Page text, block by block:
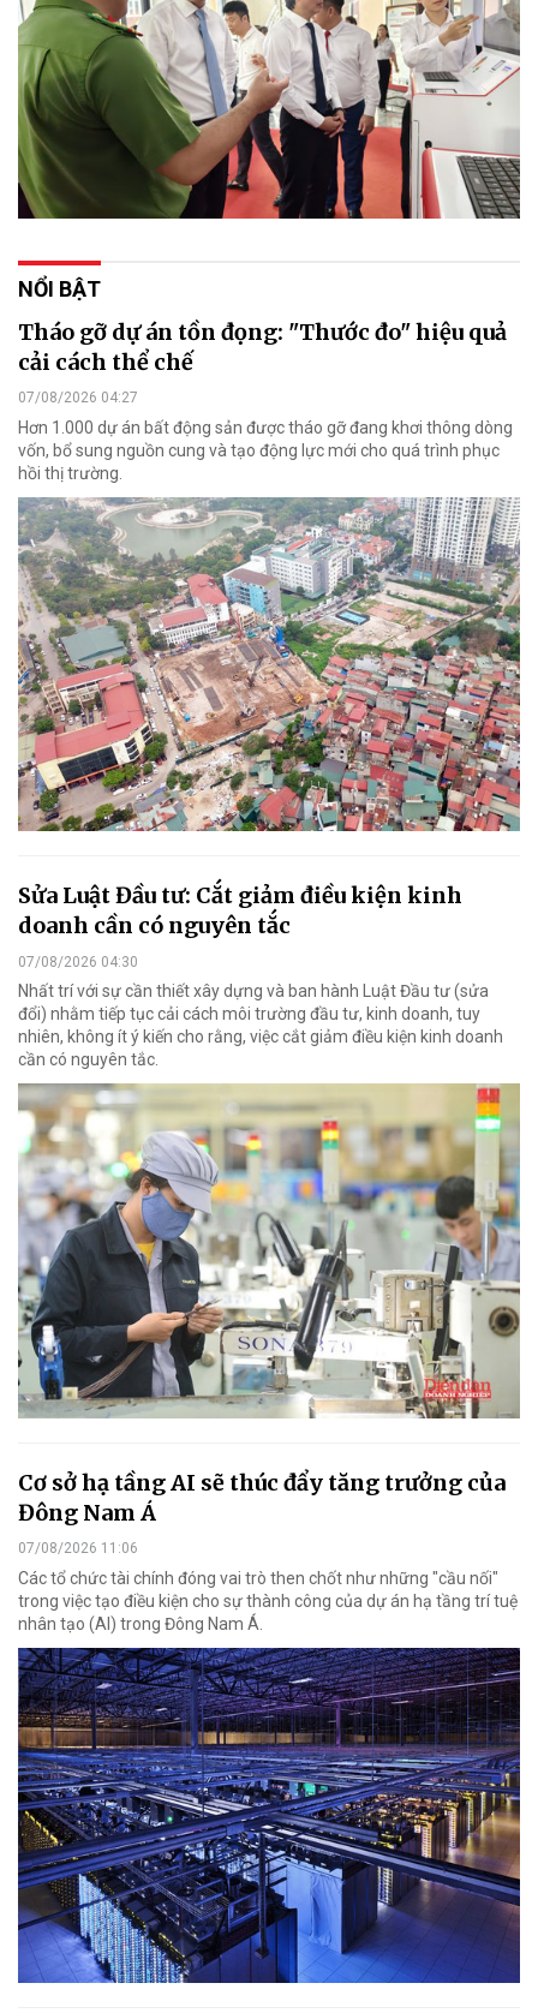
NỔI BẬT
Tháo gỡ dự án tồn đọng: "Thước đo" hiệu quả
cải cách thể chế
07/08/2026 04:27
Hơn 1.000 dự án bất động sản được tháo gỡ đang khơi thông dòng
vốn, bổ sung nguồn cung và tạo động lực mới cho quá trình phục
hồi thị trường.
Sửa Luật Đầu tư: Cắt giảm điều kiện kinh
doanh cần có nguyên tắc
07/08/2026 04:30
Nhất trí với sự cần thiết xây dựng và ban hành Luật Đầu tư (sửa
đổi) nhằm tiếp tục cải cách môi trường đầu tư, kinh doanh, tuy
nhiên, không ít ý kiến cho rằng, việc cắt giảm điều kiện kinh doanh
cần có nguyên tắc.
Cơ sở hạ tầng AI sẽ thúc đẩy tăng trưởng của
Đông Nam Á
07/08/2026 11:06
Các tổ chức tài chính đóng vai trò then chốt như những "cầu nối"
trong việc tạo điều kiện cho sự thành công của dự án hạ tầng trí tuệ
nhân tạo (AI) trong Đông Nam Á.